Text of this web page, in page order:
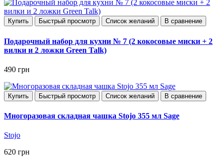
Купить Быстрый просмотр Список желаний В сравнение
Подарочный набор для кухни № 7 (2 кокосовые миски + 2
вилки и 2 ложки Green Talk)
490 грн
Купить Быстрый просмотр Список желаний В сравнение
Многоразовая складная чашка Stojo 355 мл Sage
Stojo
620 грн